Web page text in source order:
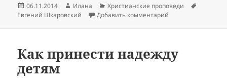
Опубликовано
06.11.2014 Автор
Илана Рубрики
Христианские проповеди
Евгений Шкаровский
Добавить комментарий
Как принести надежду
детям